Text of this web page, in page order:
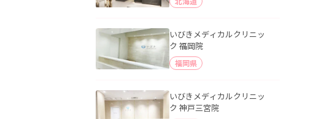
いびきメディカルクリニッ
ク 福岡院
福岡県
いびきメディカルクリニッ
ク 神戸三宮院